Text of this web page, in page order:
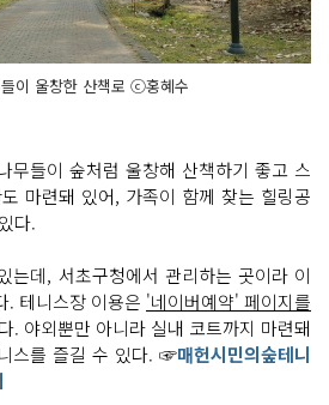
이 울창한 산책로 ⓒ홍혜수
무들이 숲처럼 울창해 산책하기 좋고 스
마련돼 있어, 가족이 함께 찾는 힐링공
다.
는데, 서초구청에서 관리하는 곳이라 이
. 테니스장 이용은 '네이버예약' 페이지를
. 야외뿐만 아니라 실내 코트까지 마련돼
스를 즐길 수 있다. ☞매헌시민의숲테니